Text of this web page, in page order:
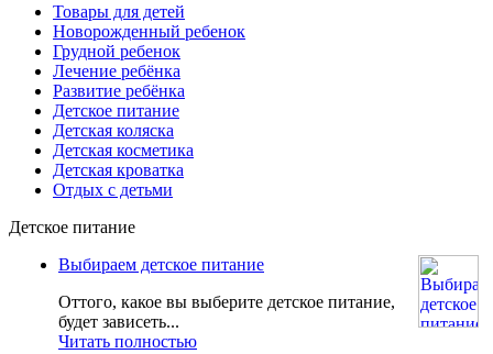
Товары для детей
Новорожденный ребенок
Грудной ребенок
Лечение ребёнка
Развитие ребёнка
Детское питание
Детская коляска
Детская косметика
Детская кроватка
Отдых с детьми
Детское питание
Выбираем детское питание
Оттого, какое вы выберите детское питание,
будет зависеть...
Читать полностью